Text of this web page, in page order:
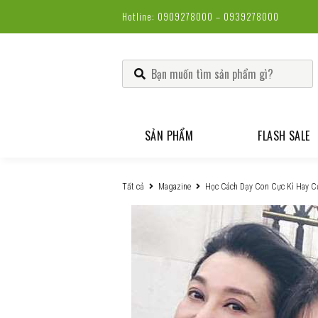
Hotline: 0909278000 – 0939278000
SẢN PHẨM
CHĂM SÓC DA
THỰC PHẨM CHỨC NĂNG
FLASH SALE
Tất cả Magazine Học Cách Dạy Con Cực Kì Hay